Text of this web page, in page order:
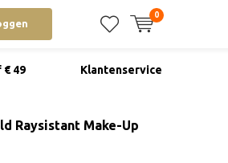
0
49 Klantenservice
Raysistant Make-Up